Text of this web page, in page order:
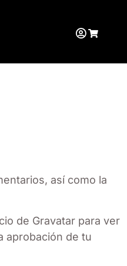
así como la
de Gravatar para ver
aprobación de tu